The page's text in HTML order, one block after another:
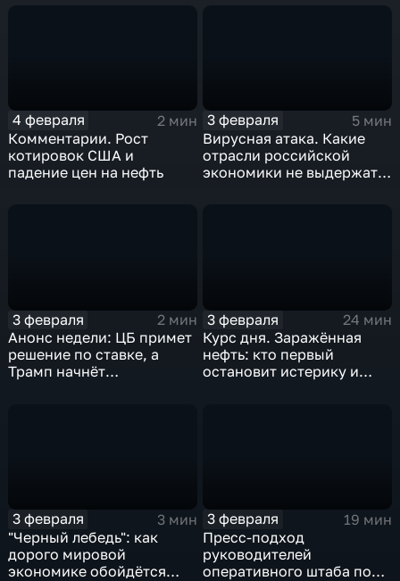
4 февраля
2 мин
Комментарии. Рост
котировок США и
падение цен на нефть
3 февраля
5 мин
Вирусная атака. Какие
отрасли российской
экономики не выдержат
3 февраля
2 мин
Анонс недели: ЦБ примет
решение по ставке, а
Трамп начнёт
3 февраля
24 мин
Курс дня. Заражённая
нефть: кто первый
остановит истерику и
3 февраля
3 мин
"Черный лебедь": как
дорого мировой
экономике обойдётся
3 февраля
19 мин
Пресс-подход
руководителей
оперативного штаба по